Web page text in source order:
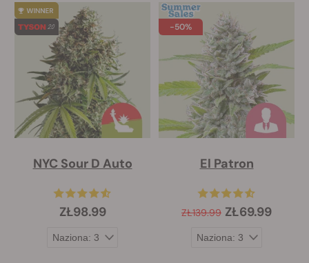
NYC Sour D Auto
ZŁ98.99
-50%
El Patron
ZŁ139.99 ZŁ69.99